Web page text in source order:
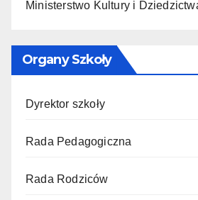
Ministerstwo Kultury i
Organy Szkoły
Dyrektor szkoły
Rada Pedagogiczna
Rada Rodziców